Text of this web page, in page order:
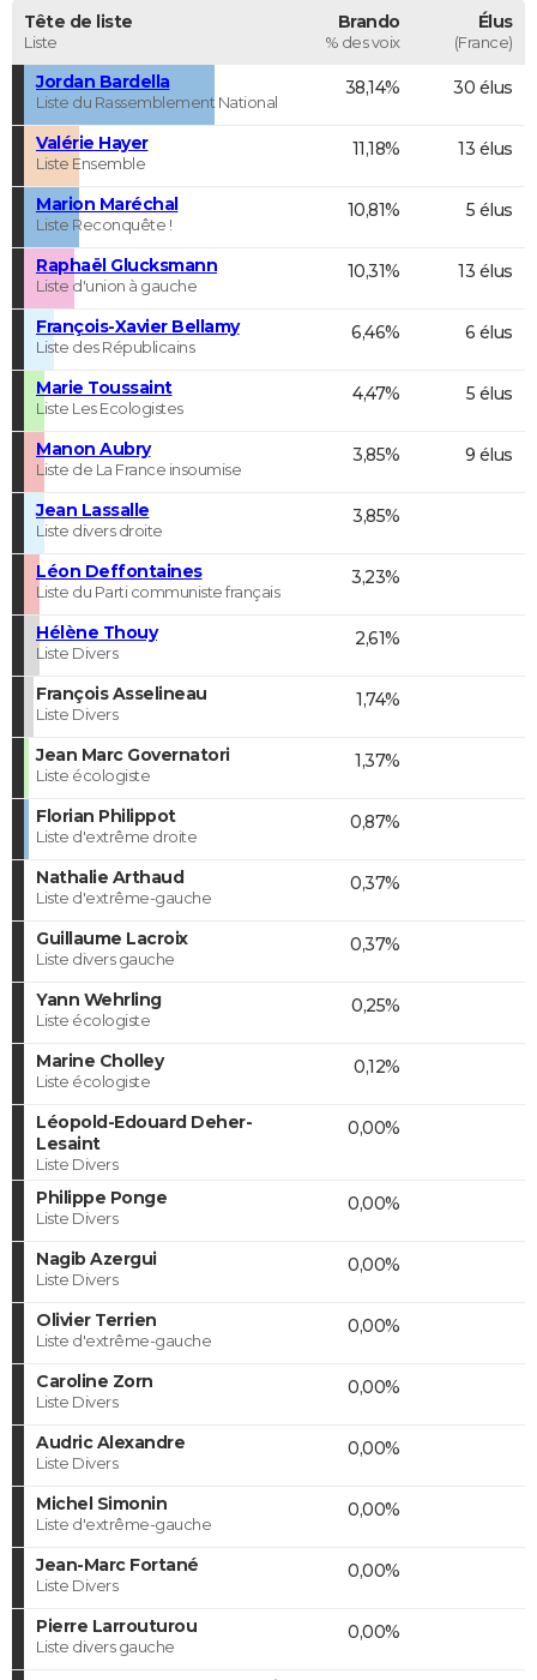
Tête de liste
Liste
Brando
% des voix
Élus
(France)
Jordan Bardella
Liste du Rassemblement National
38,14% 30 élus
Valérie Hayer
Liste Ensemble
11,18% 13 élus
Marion Maréchal
Liste Reconquête !
10,81% 5 élus
Raphaël Glucksmann
Liste d'union à gauche
10,31% 13 élus
François-Xavier Bellamy
Liste des Républicains
6,46% 6 élus
Marie Toussaint
Liste Les Ecologistes
4,47% 5 élus
Manon Aubry
Liste de La France insoumise
3,85% 9 élus
Jean Lassalle
Liste divers droite
3,85%
Léon Deffontaines
Liste du Parti communiste français
3,23%
Hélène Thouy
Liste Divers
2,61%
François Asselineau
Liste Divers
1,74%
Jean Marc Governatori
Liste écologiste
1,37%
Florian Philippot
Liste d'extrême droite
0,87%
Nathalie Arthaud
Liste d'extrême-gauche
0,37%
Guillaume Lacroix
Liste divers gauche
0,37%
Yann Wehrling
Liste écologiste
0,25%
Marine Cholley
Liste écologiste
0,12%
Léopold-Edouard Deher-
Lesaint
Liste Divers
0,00%
Philippe Ponge
Liste Divers
0,00%
Nagib Azergui
Liste Divers
0,00%
Olivier Terrien
Liste d'extrême-gauche
0,00%
Caroline Zorn
Liste Divers
0,00%
Audric Alexandre
Liste Divers
0,00%
Michel Simonin
Liste d'extrême-gauche
0,00%
Jean-Marc Fortané
Liste Divers
0,00%
Pierre Larrouturou
Liste divers gauche
0,00%